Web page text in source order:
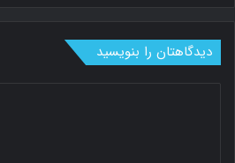
دیدگاهتان را بنویسید